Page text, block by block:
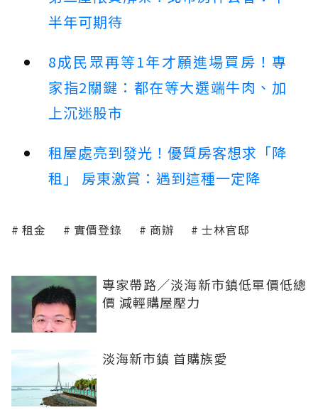
半年可期待
8成民眾再等1年才願進場買房！專
家指2關鍵：都在等大選端牛肉、加
上沉迷股市
租屋處亮到發光！優質房客想求「降
租」 房東激賞：遇到這種一定降
租金 實價登錄 商辦 士林官邸
專家帶路／淡海新市鎮低單價低總
價 減輕購屋壓力
淡海新市鎮 首購族愛